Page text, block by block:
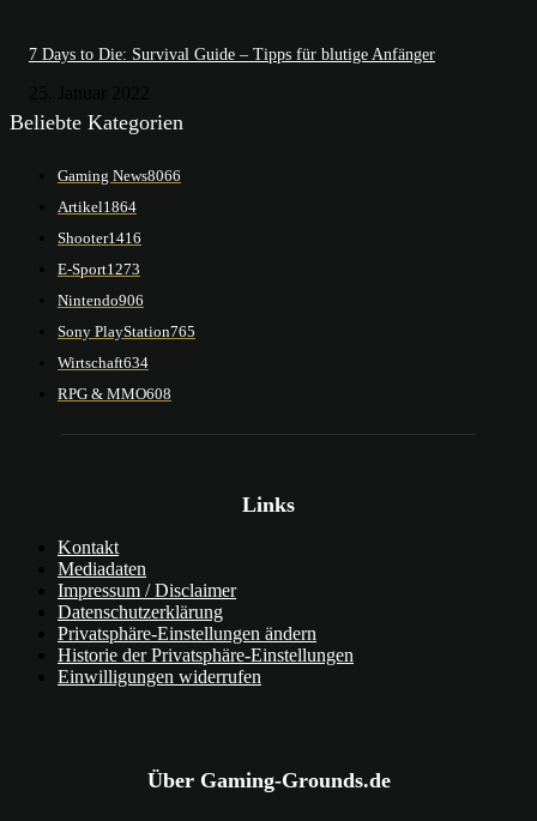
7 Days to Die: Survival Guide – Tipps für blutige Anfänger
Beliebte Kategorien
Gaming News8066
Artikel1864
Shooter1416
E-Sport1273
Nintendo906
Sony PlayStation765
Wirtschaft634
RPG & MMO608
Links
Kontakt
Mediadaten
Impressum / Disclaimer
Datenschutzerklärung
Privatsphäre-Einstellungen ändern
Historie der Privatsphäre-Einstellungen
Einwilligungen widerrufen
Über Gaming-Grounds.de